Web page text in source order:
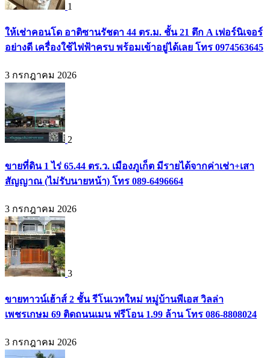
1
ให้เช่าคอนโด อาติซานรัชดา 44 ตร.ม. ชั้น 21 ตึก A เฟอร์นิเจอร์
อย่างดี เครื่องใช้ไฟฟ้าครบ พร้อมเข้าอยู่ได้เลย โทร 0974563645
3 กรกฎาคม 2026
2
ขายที่ดิน 1 ไร่ 65.44 ตร.ว. เมืองภูเก็ต มีรายได้จากค่าเช่า+เสา
สัญญาณ (ไม่รับนายหน้า) โทร 089-6496664
3 กรกฎาคม 2026
3
ขายทาวน์เฮ้าส์ 2 ชั้น รีโนเวทใหม่ หมู่บ้านพีเอส วิลล่า
เพชรเกษม 69 ติดถนนเมน ฟรีโอน 1.99 ล้าน โทร 086-8808024
3 กรกฎาคม 2026